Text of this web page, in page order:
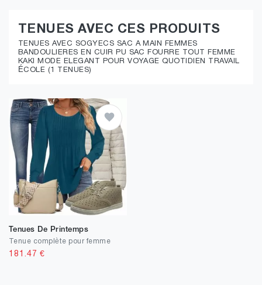
TENUES AVEC CES PRODUITS
TENUES AVEC SOGYECS SAC A MAIN FEMMES
BANDOULIERES EN CUIR PU SAC FOURRE TOUT FEMME
KAKI MODE ELEGANT POUR VOYAGE QUOTIDIEN TRAVAIL
ÉCOLE (1 TENUES)
Tenues De Printemps
Tenue complète pour femme
181.47 €